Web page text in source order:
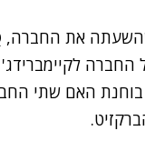
את החברה,
החברה
האם שתי